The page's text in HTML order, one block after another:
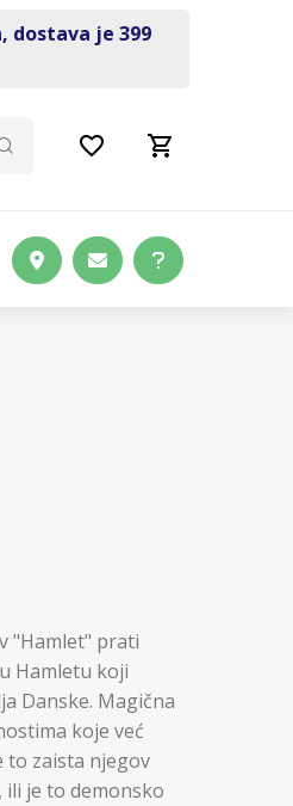
dostava je 399
"Hamlet" prati
Hamletu koji
Danske. Magična
koje već
to zaista njegov
je to demonsko